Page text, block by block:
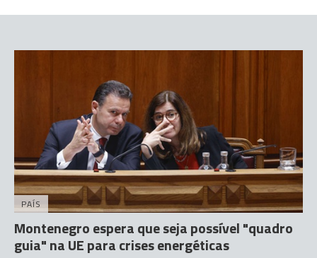
PAÍS
Montenegro espera que seja possível "quadro
guia" na UE para crises energéticas